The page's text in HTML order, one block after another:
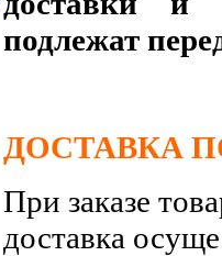
подлежат
ДОСТАВКА
При заказе
доставка